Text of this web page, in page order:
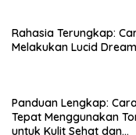
Rahasia Terungkap:
Melakukan Lucid Dream
Panduan Lengkap:
Tepat Menggunakan
untuk Kulit Sehat dan